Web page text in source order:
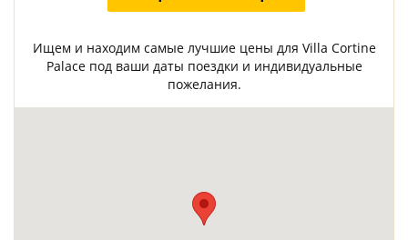
Ищем и находим самые лучшие цены для Villa Cortine
Palace под ваши даты поездки и индивидуальные
пожелания.